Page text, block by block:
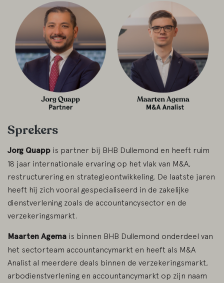
Sprekers
Jorg Quapp is partner bij BHB Dullemond en heeft ruim
18 jaar internationale ervaring op het vlak van M&A,
restructurering en strategieontwikkeling. De laatste jaren
heeft hij zich vooral gespecialiseerd in de zakelijke
dienstverlening zoals de accountancysector en de
verzekeringsmarkt.
Maarten Agema is binnen BHB Dullemond onderdeel van
het sectorteam accountancymarkt en heeft als M&A
Analist al meerdere deals binnen de verzekeringsmarkt,
arbodienstverlening en accountancymarkt op zijn naam